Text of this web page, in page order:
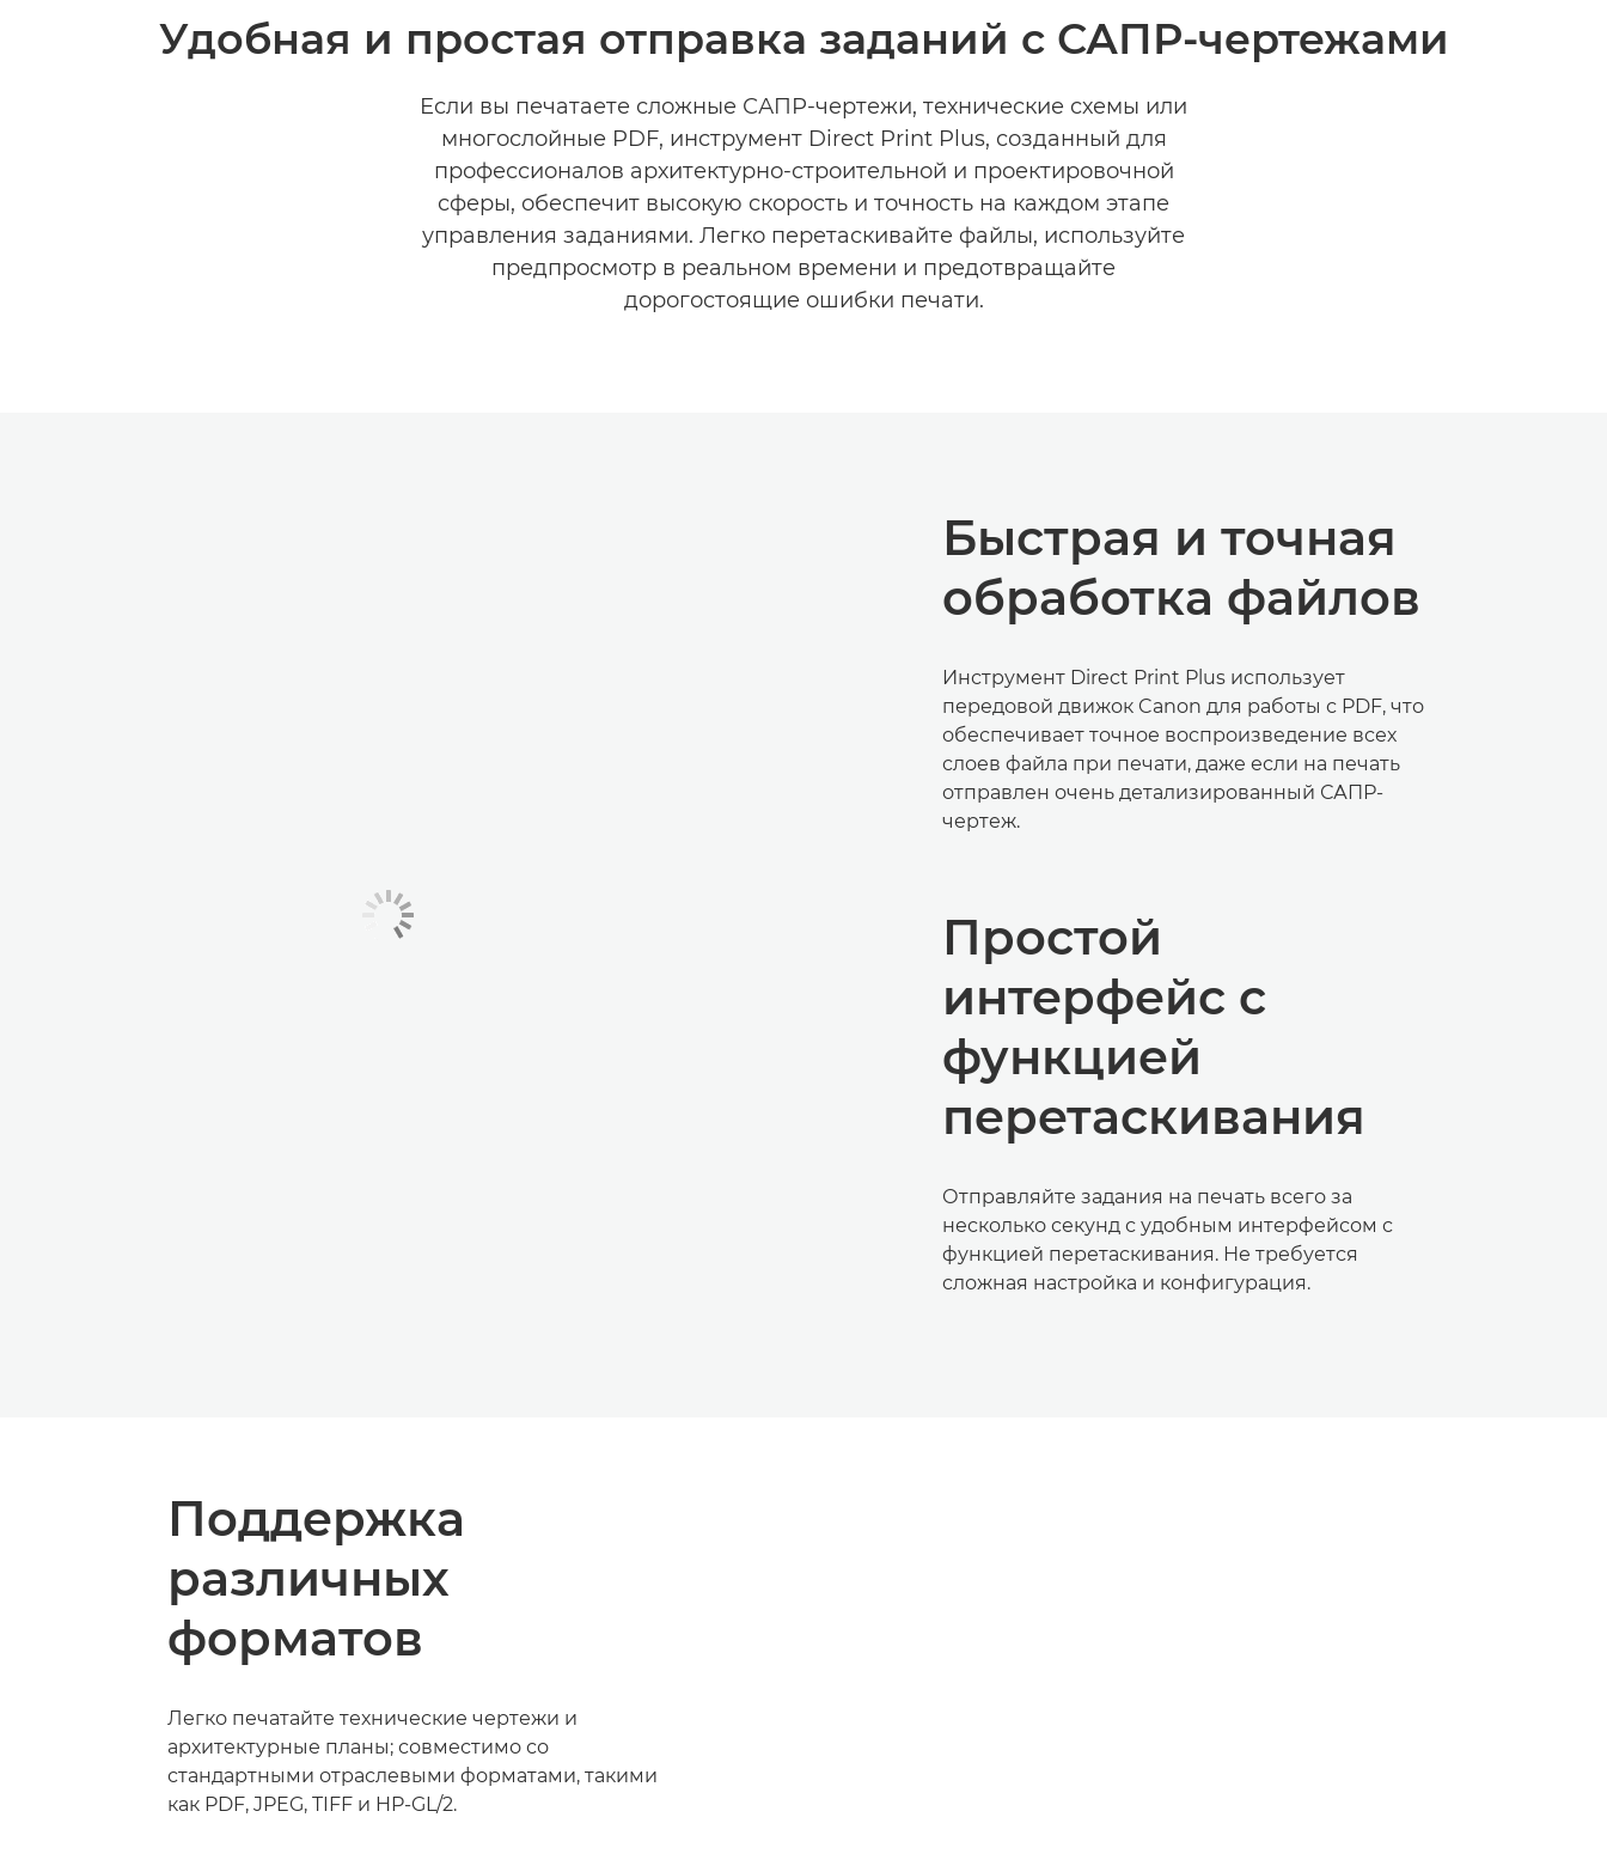
Удобная и простая отправка заданий с САПР-чертежами
Если вы печатаете сложные САПР-чертежи, технические схемы или
многослойные PDF, инструмент Direct Print Plus, созданный для
профессионалов архитектурно-строительной и проектировочной
сферы, обеспечит высокую скорость и точность на каждом этапе
управления заданиями. Легко перетаскивайте файлы, используйте
предпросмотр в реальном времени и предотвращайте
дорогостоящие ошибки печати.
Быстрая и точная
обработка файлов
Инструмент Direct Print Plus использует
передовой движок Canon для работы с PDF, что
обеспечивает точное воспроизведение всех
слоев файла при печати, даже если на печать
отправлен очень детализированный САПР-
чертеж.
Простой
интерфейс с
функцией
перетаскивания
Отправляйте задания на печать всего за
несколько секунд с удобным интерфейсом с
функцией перетаскивания. Не требуется
сложная настройка и конфигурация.
Поддержка
различных
форматов
Легко печатайте технические чертежи и
архитектурные планы; совместимо со
стандартными отраслевыми форматами, такими
как PDF, JPEG, TIFF и HP-GL/2.